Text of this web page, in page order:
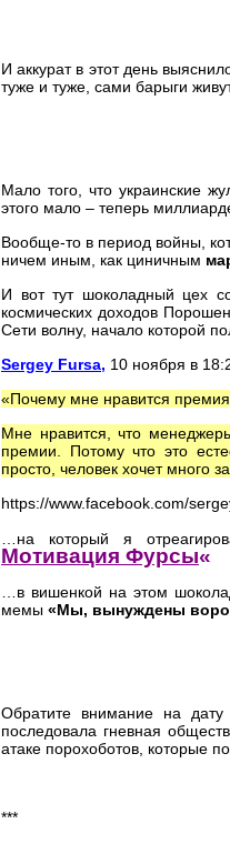
И аккурат в этот день
туже и туже, сами барыги
Мало того, что украинские
этого мало – теперь
Вообще-то в период войны,
ничем иным, как циничным
И вот тут шоколадный цех
космических доходов
Сети волну, начало которой
Sergey Fursa, 10 ноября в
«Почему мне нравится
Мне нравится, что
премии. Потому что это
просто, человек хочет много
https://www.facebook.com/
…на который я
Мотивация Фурсы«
…в вишенкой на этом
мемы «Мы, вынуждены
Обратите внимание на дату
последовала гневная
атаке порохоботов, которые
***